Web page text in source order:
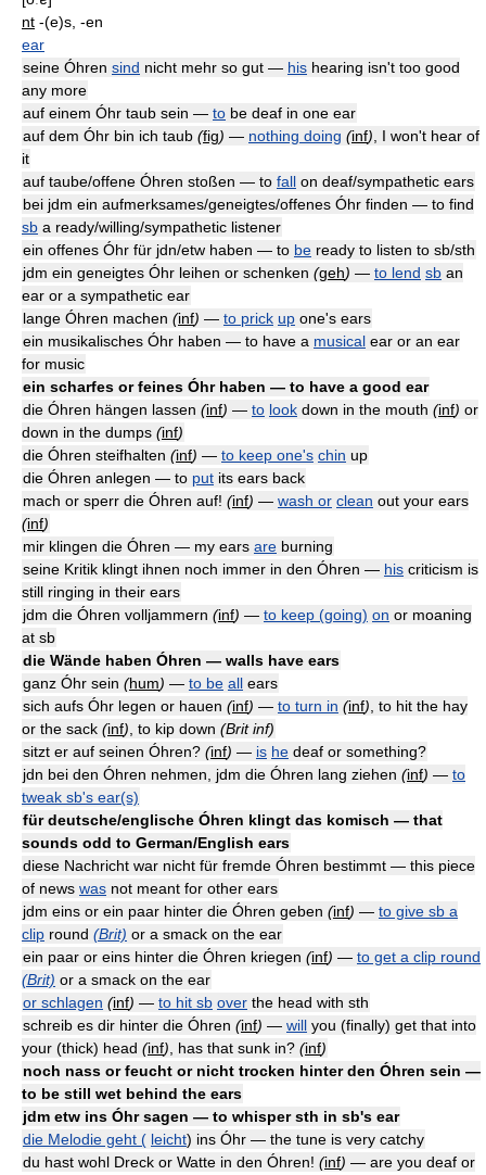
nt -(e)s, -en
ear
seine Óhren sind nicht mehr so gut — his hearing isn't too good
any more
auf einem Óhr taub sein — to be deaf in one ear
auf dem Óhr bin ich taub (fig) — nothing doing (inf) , I won't hear of
it
auf taube/offene Óhren stoßen — to fall on deaf/sympathetic ears
bei jdm ein aufmerksames/geneigtes/offenes Óhr finden — to find
sb a ready/willing/sympathetic listener
ein offenes Óhr für jdn/etw haben — to be ready to listen to sb/sth
jdm ein geneigtes Óhr leihen or schenken (geh) — to lend sb an
ear or a sympathetic ear
lange Óhren machen (inf) — to prick up one's ears
ein musikalisches Óhr haben — to have a musical ear or an ear
for music
ein scharfes or feines Óhr haben — to have a good ear
die Óhren hängen lassen (inf) — to look down in the mouth (inf) or
down in the dumps (inf)
die Óhren steifhalten (inf) — to keep one's chin up
die Óhren anlegen — to put its ears back
mach or sperr die Óhren auf! (inf) — wash or clean out your ears
(inf)
mir klingen die Óhren — my ears are burning
seine Kritik klingt ihnen noch immer in den Óhren — his criticism is
still ringing in their ears
jdm die Óhren volljammern (inf) — to keep (going) on or moaning
at sb
die Wände haben Óhren — walls have ears
ganz Óhr sein (hum) — to be all ears
sich aufs Óhr legen or hauen (inf) — to turn in (inf) , to hit the hay
or the sack (inf) , to kip down (Brit inf)
sitzt er auf seinen Óhren? (inf) — is he deaf or something?
jdn bei den Óhren nehmen, jdm die Óhren lang ziehen (inf) — to
tweak sb's ear(s)
für deutsche/englische Óhren klingt das komisch — that
sounds odd to German/English ears
diese Nachricht war nicht für fremde Óhren bestimmt — this piece
of news was not meant for other ears
jdm eins or ein paar hinter die Óhren geben (inf) — to give sb a
clip round (Brit) or a smack on the ear
ein paar or eins hinter die Óhren kriegen (inf) — to get a clip round
(Brit) or a smack on the ear
or schlagen (inf) — to hit sb over the head with sth
schreib es dir hinter die Óhren (inf) — will you (finally) get that into
your (thick) head (inf) , has that sunk in? (inf)
noch nass or feucht or nicht trocken hinter den Óhren sein —
to be still wet behind the ears
jdm etw ins Óhr sagen — to whisper sth in sb's ear
die Melodie geht ( leicht) ins Óhr — the tune is very catchy
du hast wohl Dreck or Watte in den Óhren! (inf) — are you deaf or